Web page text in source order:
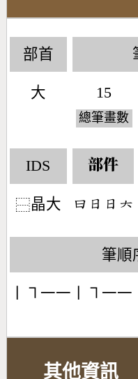
部首
大 15
總筆畫數
IDS
⿱晶大
部件
󶃑󶃐󶃐󶁩
筆順
丨㇕一一丨㇕一
其他資訊